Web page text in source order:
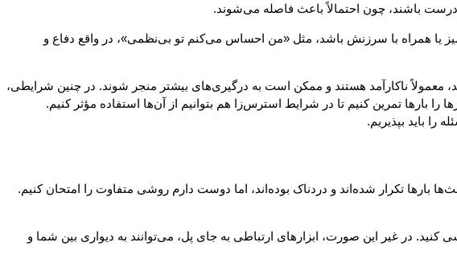
درست باشند، چون احتمالاً باعث فاصله می‌شوند.
یا همراه با سرزنش باشد، مثل «من احساس می‌کنم تو بی‌نظمی»، در واقع دفاع و
معمولاً ناکارآمد هستند و ممکن است به درگیری‌های بیشتر منجر شوند. در چنین شرایطی،
تمرین کنیم تا در شرایط استرس‌زا هم بتوانیم از آن‌ها استفاده مؤثر کنیم.
باید بپذیریم.
بارها تکرار شده‌اند و دردناک بوده‌اند، اما دوست دارم روشی متفاوت را امتحان کنیم.
کنید. در غیر این صورت، ابزارهای ارتباطی به جای پل، می‌توانند به دیواری بین شما و